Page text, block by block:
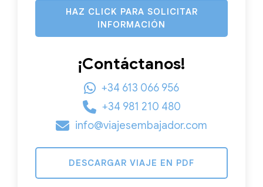
HAZ CLICK PARA SOLICITAR
INFORMACIÓN
¡Contáctanos!
+34 613 066 956
+34 981 210 480
info@viajesembajador.com
DESCARGAR VIAJE EN PDF